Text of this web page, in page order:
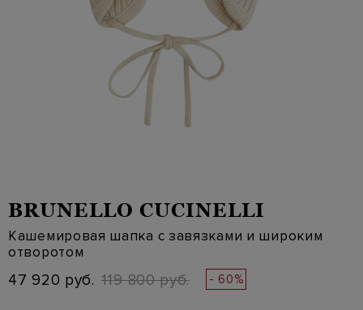
BRUNELLO CUCINELLI
Кашемировая шапка с завязками и широким
отворотом
47 920 руб. 119 800 руб. - 60%